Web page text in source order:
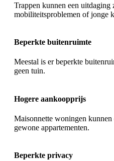
Trappen kunnen een uitdaging
mobiliteitsproblemen of jonge
Beperkte buitenruimte
Meestal is er beperkte
geen tuin.
Hogere aankoopprijs
Maisonnette woningen
gewone appartementen.
Beperkte privacy